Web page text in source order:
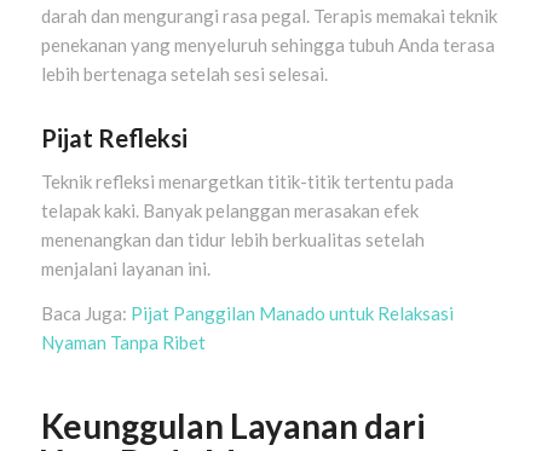
darah dan mengurangi rasa pegal. Terapis memakai teknik
penekanan yang menyeluruh sehingga tubuh Anda terasa
lebih bertenaga setelah sesi selesai.
Pijat Refleksi
Teknik refleksi menargetkan titik-titik tertentu pada
telapak kaki. Banyak pelanggan merasakan efek
menenangkan dan tidur lebih berkualitas setelah
menjalani layanan ini.
Baca Juga: Pijat Panggilan Manado untuk Relaksasi
Nyaman Tanpa Ribet
Keunggulan Layanan dari